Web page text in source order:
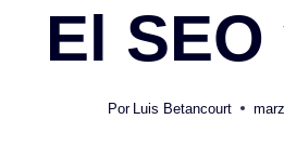
El
Por Luis Betancourt